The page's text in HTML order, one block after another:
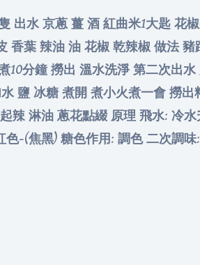
出水 京蔥 薑 酒 紅曲米1大匙 花
香葉 辣油 油 花椒 乾辣椒 做法
分鐘 撈出 溫水洗淨 第二次出
鹽 冰糖 煮開 煮小火煮一會 撈
辣 淋油 蔥花點綴 原理 飛水: 冷
-(焦黑) 糖色作用: 調色 二次調